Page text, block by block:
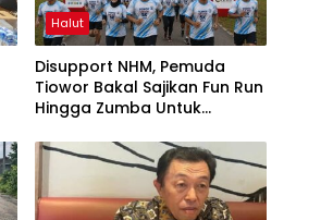
Halut
Disupport NHM, Pemuda
Tiowor Bakal Sajikan Fun Run
Hingga Zumba Untuk